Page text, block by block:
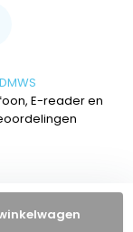
DMWS
E-reader en